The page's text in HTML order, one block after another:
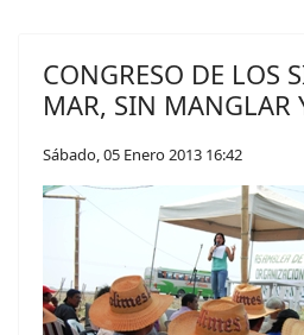
CONGRESO DE LOS
MAR, SIN MANGLAR
Sábado, 05 Enero 2013 16:42